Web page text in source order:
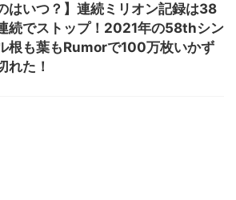
はいつ？】連続ミリオン記録は38
続でストップ！2021年の58thシン
根も葉もRumorで100万枚いかず
れた！